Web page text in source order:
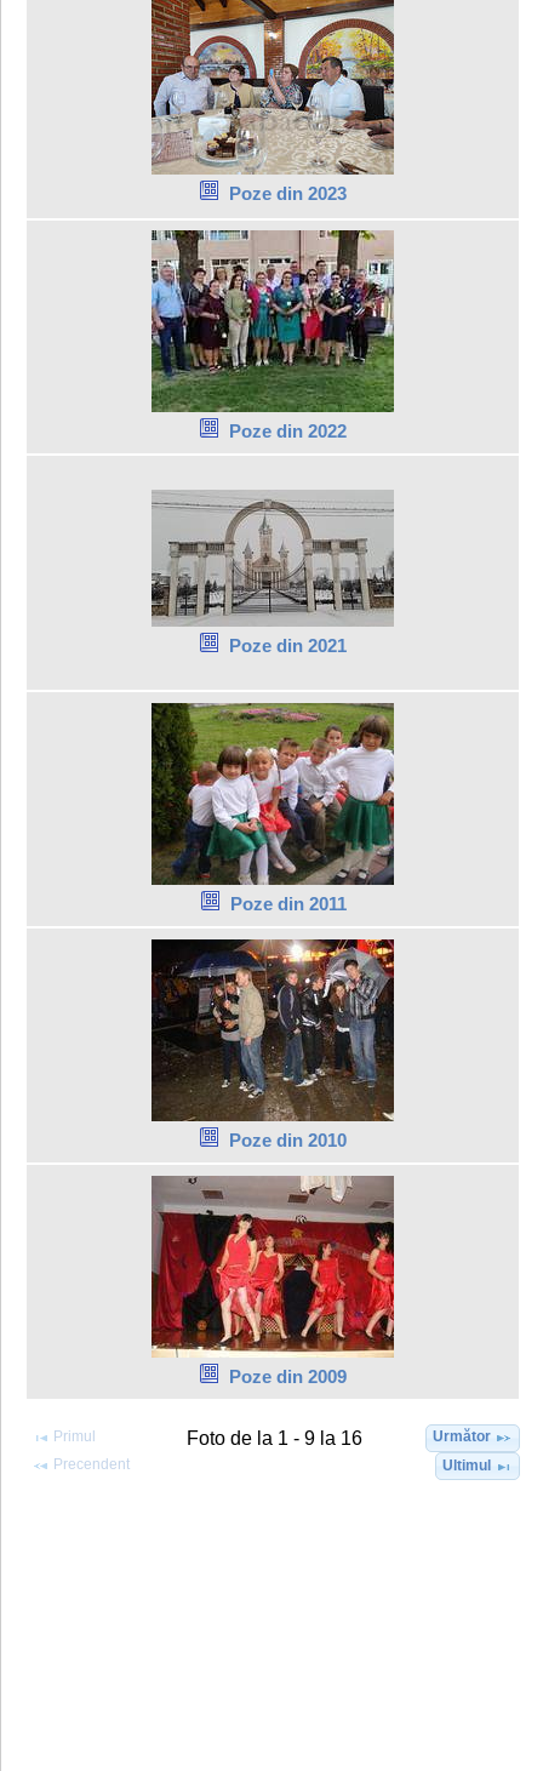
Poze din 2023
Poze din 2022
Poze din 2021
Poze din 2011
Poze din 2010
Poze din 2009
Primul
Precendent
Foto de la 1 - 9 la 16
Următor
Ultimul